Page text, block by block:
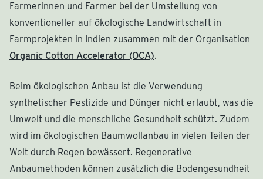
Farmerinnen und Farmer bei der Umstellung von
konventioneller auf ökologische Landwirtschaft in
Farmprojekten in Indien zusammen mit der Organisation
Organic Cotton Accelerator (OCA).
Beim ökologischen Anbau ist die Verwendung
synthetischer Pestizide und Dünger nicht erlaubt, was die
Umwelt und die menschliche Gesundheit schützt. Zudem
wird im ökologischen Baumwollanbau in vielen Teilen der
Welt durch Regen bewässert. Regenerative
Anbaumethoden können zusätzlich die Bodengesundheit